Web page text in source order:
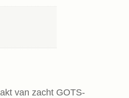
van zacht GOTS-